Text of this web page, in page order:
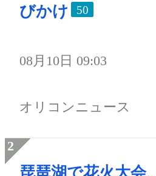
びかけ
50
08月10日 09:03
オリコンニュース